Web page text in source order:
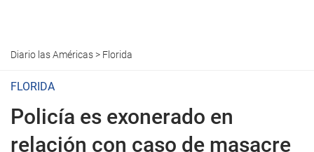
Diario las Américas> Florida
FLORIDA
Policía es exonerado en
relación con caso de masacre